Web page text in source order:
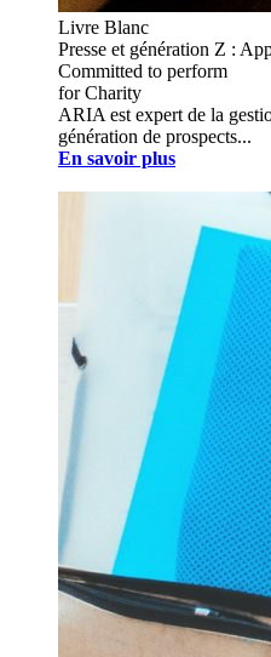
Livre Blanc
Presse et génération Z :
Committed to perform
for Charity
ARIA est expert de la
génération de prospects...
En savoir plus